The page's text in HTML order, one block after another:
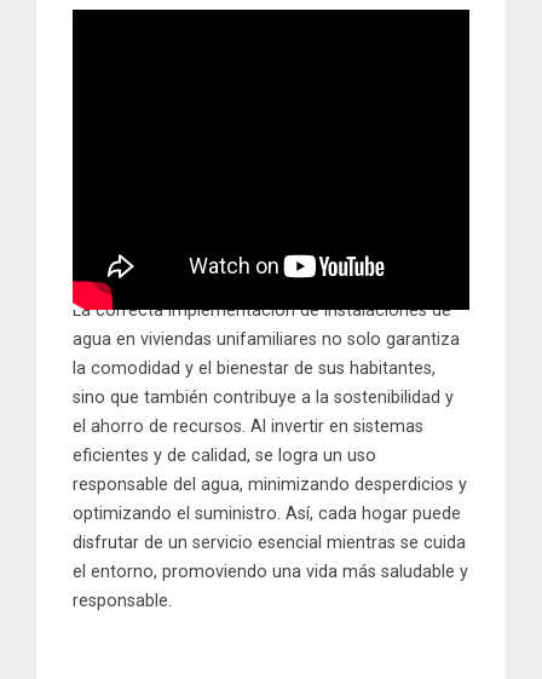
La correcta implementación de instalaciones de
agua en viviendas unifamiliares no solo garantiza
la comodidad y el bienestar de sus habitantes,
sino que también contribuye a la sostenibilidad y
el ahorro de recursos. Al invertir en sistemas
eficientes y de calidad, se logra un uso
responsable del agua, minimizando desperdicios y
optimizando el suministro. Así, cada hogar puede
disfrutar de un servicio esencial mientras se cuida
el entorno, promoviendo una vida más saludable y
responsable.